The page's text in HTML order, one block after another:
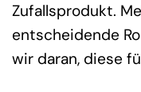
Zufallsprodukt.
entscheidende
wir daran, diese